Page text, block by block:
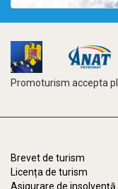
Promoturism accepta
Brevet de turism
Licența de turism
Asigurare de insolvență